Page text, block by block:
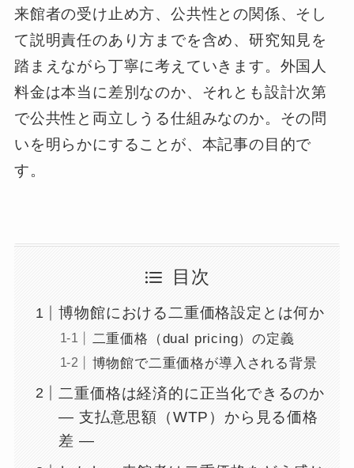
来館者の受け止め方、公共性との関係、そし
て説明責任のあり方までを含め、研究知見を
踏まえながら丁寧に考えていきます。外国人
料金は本当に差別なのか、それとも設計次第
で公共性と両立しうる仕組みなのか。その問
いを明らかにすることが、本記事の目的で
す。
目次
博物館における二重価格設定とは何か
二重価格（dual pricing）の定義
博物館で二重価格が導入される背景
二重価格は経済的に正当化できるのか
― 支払意思額（WTP）から見る価格
差 ―